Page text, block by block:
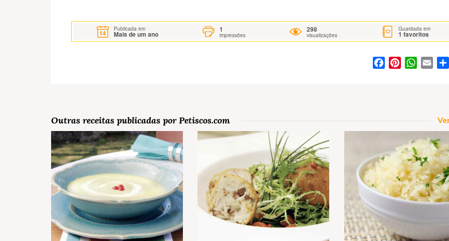
Publicada em
Mais de um ano
1
impressões
298
visualizações
Guardada em
1 favoritos
FacebookPinterest
Outras receitas publicadas por Petiscos.com